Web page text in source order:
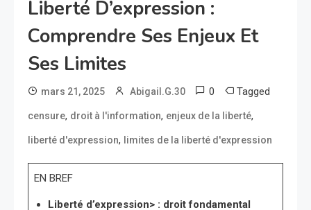
Liberté D’expression :
Comprendre Ses Enjeux Et
Ses Limites
mars 21, 2025 Abigail.G.30 0 Tagged
censure, droit à l'information, enjeux de la liberté,
liberté d'expression, limites de la liberté d'expression
EN BREF
Liberté d’expression> : droit fondamental